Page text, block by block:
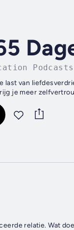
Podcasts
last van
je meer
relatie. Wat